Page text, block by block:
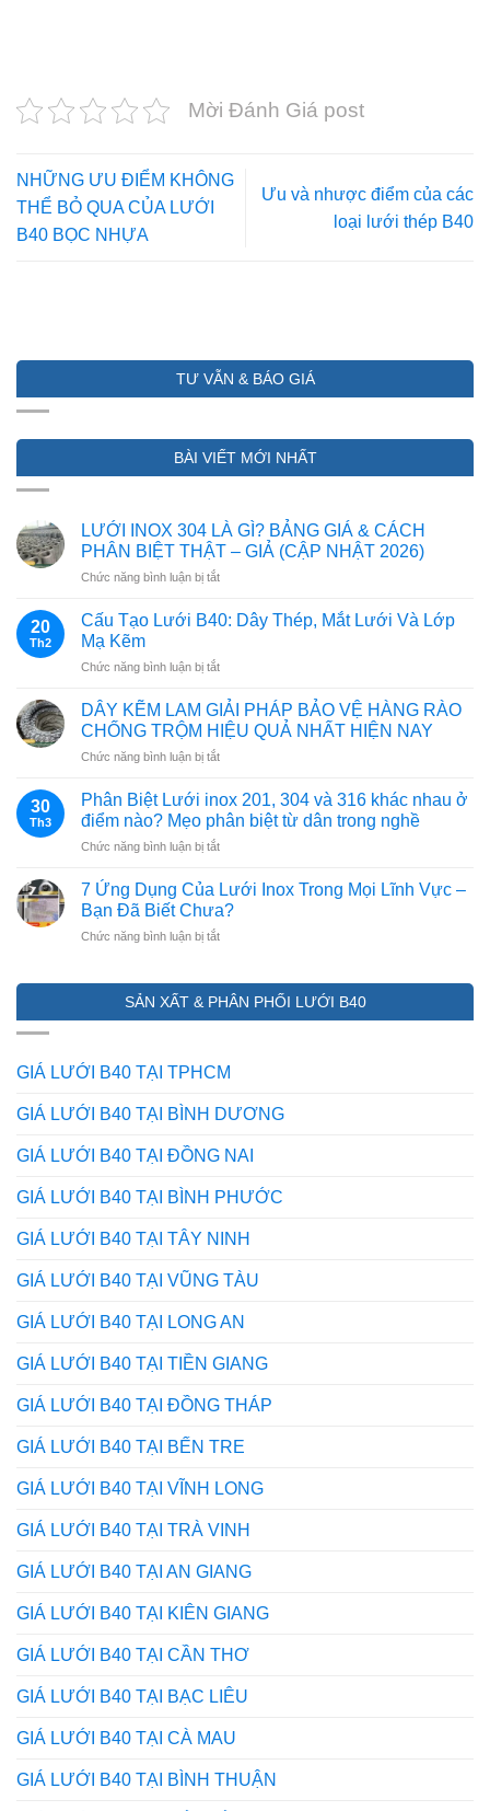
Mời Đánh Giá post
NHỮNG ƯU ĐIỂM KHÔNG
THỂ BỎ QUA CỦA LƯỚI
B40 BỌC NHỰA
Ưu và nhược điểm của các
loại lưới thép B40
TƯ VẪN & BÁO GIÁ
BÀI VIẾT MỚI NHẤT
LƯỚI INOX 304 LÀ GÌ? BẢNG GIÁ & CÁCH
PHÂN BIỆT THẬT – GIẢ (CẬP NHẬT 2026)
Chức năng bình luận bị tắtở
INOX
GÌ?
GIÁ
&
CÁCH
PHÂN
THẬT
–
(CẬP
2026)
20
Th2
Cấu Tạo Lưới B40: Dây Thép, Mắt Lưới Và Lớp
Mạ Kẽm
Chức năng bình luận bị tắtở
Tạo
Lưới
B40:
Dây
Mắt
Lưới
Lớp
Kẽm
DÂY KẼM LAM GIẢI PHÁP BẢO VỆ HÀNG RÀO
CHỐNG TRỘM HIỆU QUẢ NHẤT HIỆN NAY
Chức năng bình luận bị tắtở
KẼM
LAM
GIẢI
PHÁP
VỆ
HÀNG
CHỐNG
QUẢ
30
Th3
Phân Biệt Lưới inox 201, 304 và 316 khác nhau ở
điểm nào? Mẹo phân biệt từ dân trong nghề
Chức năng bình luận bị tắtở
Biệt
Lưới
inox
201,
316
điểm
Mẹo
phân
từ
trong
7 Ứng Dụng Của Lưới Inox Trong Mọi Lĩnh Vực –
Bạn Đã Biết Chưa?
Chức năng bình luận bị tắtở
Dụng
Của
Trong
Vực
Bạn
Biết
SẢN XẤT & PHÂN PHỐI LƯỚI B40
GIÁ LƯỚI B40 TẠI TPHCM
GIÁ LƯỚI B40 TẠI BÌNH DƯƠNG
GIÁ LƯỚI B40 TẠI ĐỒNG NAI
GIÁ LƯỚI B40 TẠI BÌNH PHƯỚC
GIÁ LƯỚI B40 TẠI TÂY NINH
GIÁ LƯỚI B40 TẠI VŨNG TÀU
GIÁ LƯỚI B40 TẠI LONG AN
GIÁ LƯỚI B40 TẠI TIỀN GIANG
GIÁ LƯỚI B40 TẠI ĐỒNG THÁP
GIÁ LƯỚI B40 TẠI BẾN TRE
GIÁ LƯỚI B40 TẠI VĨNH LONG
GIÁ LƯỚI B40 TẠI TRÀ VINH
GIÁ LƯỚI B40 TẠI AN GIANG
GIÁ LƯỚI B40 TẠI KIÊN GIANG
GIÁ LƯỚI B40 TẠI CẦN THƠ
GIÁ LƯỚI B40 TẠI BẠC LIÊU
GIÁ LƯỚI B40 TẠI CÀ MAU
GIÁ LƯỚI B40 TẠI BÌNH THUẬN